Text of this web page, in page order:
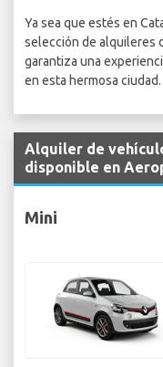
Ya sea que estés en
selección de alquileres
garantiza una
en esta hermosa ciudad.
Alquiler de
disponible en
Mini